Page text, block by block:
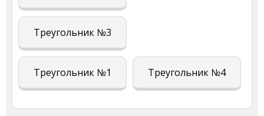
Треугольник №3
Треугольник №1 Треугольник №4